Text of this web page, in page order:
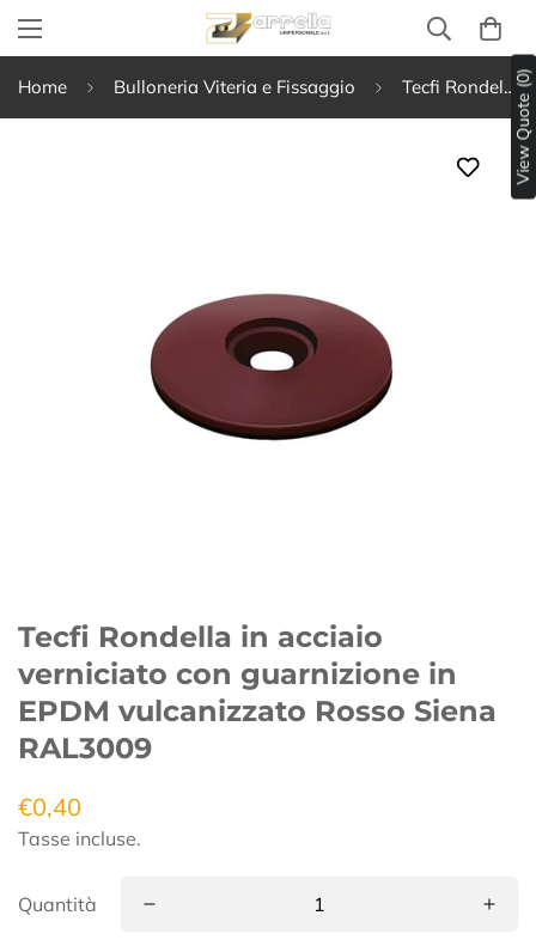
Home Bulloneria Viteria e Fissaggio Tecfi Rondella in acciaio verniciato con guarnizione in EPDM vulcanizzato Rosso Siena RAL3009
Tecfi Rondella in acciaio
verniciato con guarnizione in
EPDM vulcanizzato Rosso Siena
RAL3009
Prezzo
regolare
€0,40
Tasse incluse.
Quantità
View Quote (0)